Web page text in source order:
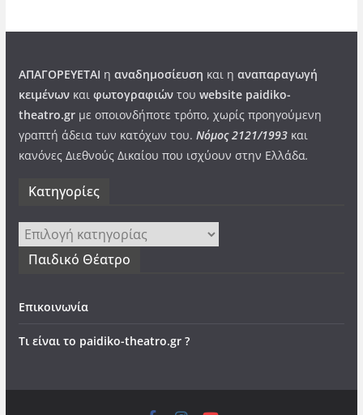
ΑΠΑΓΟΡΕΥΕΤΑΙ η αναδημοσίευση και η αναπαραγωγή
κειμένωνκαι φωτογραφιώντου website paidiko-
theatro.grμε οποιονδήποτε τρόπο, χωρίς προηγούμενη
γραπτή άδεια των κατόχων του. Νόμος 2121/1993και
κανόνες Διεθνούς Δικαίου που ισχύουν στην Ελλάδα.
Kατηγορίες
Kατηγορίες
Παιδικό Θέατρο
Επικοινωνία
Τι είναι το paidiko-theatro.gr ?